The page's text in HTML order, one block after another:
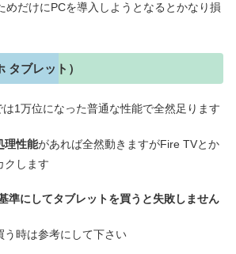
めだけにPCを導入しようとなるとかなり損
タブレット）
1万位になった普通な性能で全然足ります
理性能があれば全然動きますがFire TVとか
クします
準にしてタブレットを買うと失敗しません
う時は参考にして下さい